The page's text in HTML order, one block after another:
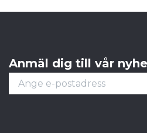
Anmäl dig till vår